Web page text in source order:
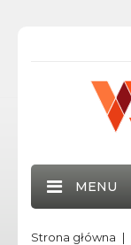
MENU
Strona główna